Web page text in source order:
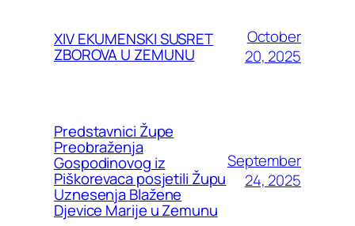
XIV EKUMENSKI SUSRET
ZBOROVA U ZEMUNU
October
20, 2025
Predstavnici Župe
Preobraženja
Gospodinovog iz
Piškorevaca posjetili Župu
Uznesenja Blažene
Djevice Marije u Zemunu
September
24, 2025